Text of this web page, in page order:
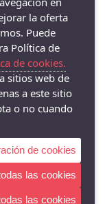
la oferta
Puede
Política de
de cookies.
sitios web de
a este sitio
o no cuando
de cookies
las cookies
las cookies